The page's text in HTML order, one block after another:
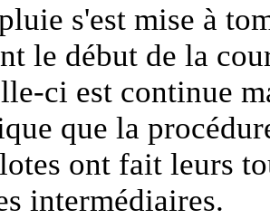
s'est mise à
le début de la
ci est continue
que la
ont fait leurs
intermédiaires.